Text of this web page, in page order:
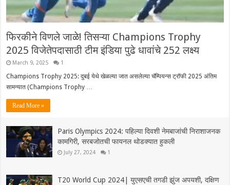
फिरकीने विणले जाळे! तिसऱ्या Champions Trophy
2025 विजेतेपदासाठी टीम इंडिया पुढे धावांचे 252 लक्ष्य
March 9, 2025 1
Champions Trophy 2025: दुबई येथे खेळल्या जात असलेल्या चॅम्पियन्स ट्रॉफी 2025 अंतिम
सामन्यात (Champions Trophy …
Read More »
Paris Olympics 2024: पहिल्या दिवशी नेमबाजांची निराशाजनक
कामगिरी, सरबजोतची फायनल थोडक्यात हुकली
July 27, 2024 1
T20 World Cup 2024| युएसएची तगडी झुंज अपयशी, दक्षिण